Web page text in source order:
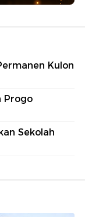
Kulon
Progo
Sekolah